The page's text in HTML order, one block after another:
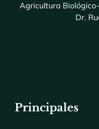
Agricultura
Dr.
Principales